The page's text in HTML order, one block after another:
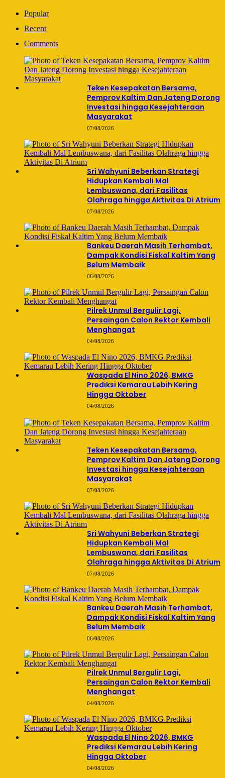
Popular
Recent
Comments
Teken Kesepakatan Bersama,
Pemprov Kaltim Dan Jateng Dorong
Investasi hingga Kesejahteraan
Masyarakat
07/08/2026
Sri Wahyuni Beberkan Strategi
Hidupkan Kembali Mal
Lembuswana, dari Fasilitas
Olahraga hingga Aktivitas Di Atrium
07/08/2026
Bankeu Daerah Masih Terhambat,
Dampak Kondisi Fiskal Kaltim Yang
Belum Membaik
06/08/2026
Pilrek Unmul Bergulir Lagi,
Persaingan Calon Rektor Kembali
Menghangat
04/08/2026
Waspada El Nino 2026, BMKG
Prediksi Kemarau Lebih Kering
Hingga Oktober
04/08/2026
Teken Kesepakatan Bersama,
Pemprov Kaltim Dan Jateng Dorong
Investasi hingga Kesejahteraan
Masyarakat
07/08/2026
Sri Wahyuni Beberkan Strategi
Hidupkan Kembali Mal
Lembuswana, dari Fasilitas
Olahraga hingga Aktivitas Di Atrium
07/08/2026
Bankeu Daerah Masih Terhambat,
Dampak Kondisi Fiskal Kaltim Yang
Belum Membaik
06/08/2026
Pilrek Unmul Bergulir Lagi,
Persaingan Calon Rektor Kembali
Menghangat
04/08/2026
Waspada El Nino 2026, BMKG
Prediksi Kemarau Lebih Kering
Hingga Oktober
04/08/2026